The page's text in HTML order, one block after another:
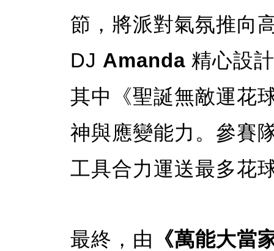
節，將派對氣氛推向
DJ Amanda 精心設
其中《聖誕無敵運花
神與應變能力。參賽
工具合力運送最多花
最終，由 《萬能大當